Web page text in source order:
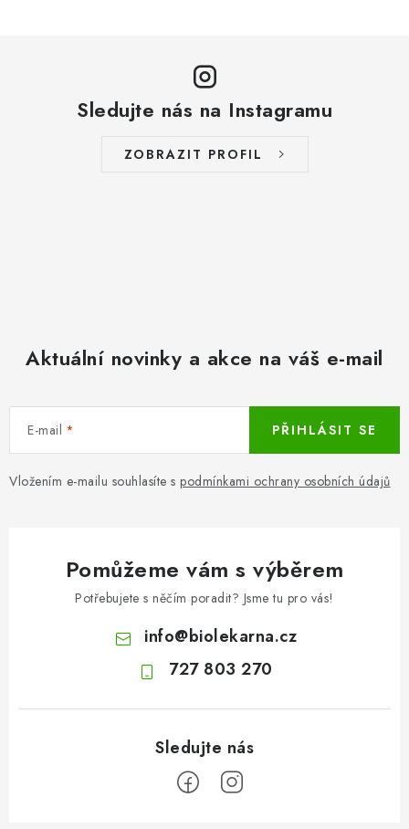
Sledujte nás na Instagramu
ZOBRAZIT PROFIL
Aktuální novinky a akce na váš e-mail
E-mail
Vložením e-mailu souhlasíte s podmínkami ochrany osobních údajů
PŘIHLÁSIT SE
Pomůžeme vám s výběrem
Potřebujete s něčím poradit? Jsme tu pro vás!
info@biolekarna.cz
727 803 270